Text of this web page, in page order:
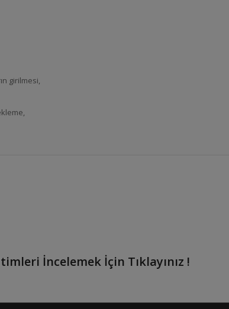
girilmesi,
İncelemek İçin Tıklayınız !